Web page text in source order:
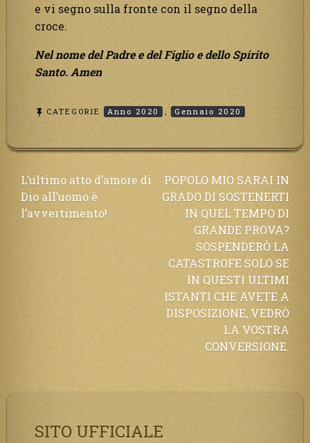
e vi segno sulla fronte con il segno della
croce.
Nel nome del Padre e del Figlio e dello Spirito
Santo. Amen
CATEGORIE Anno 2020 , Gennaio 2020
Navigazione
articoli
L’ultimo atto d’amore di
Dio all’uomo è
l’avvertimento!
POPOLO MIO SARAI IN
GRADO DI SOSTENERTI
IN QUEL TEMPO DI
GRANDE PROVA?
SOSPENDERÒ LA
CATASTROFE SOLO SE
IN QUESTI ULTIMI
ISTANTI CHE AVETE A
DISPOSIZIONE, VEDRÒ
LA VOSTRA
CONVERSIONE.
SITO UFFICIALE